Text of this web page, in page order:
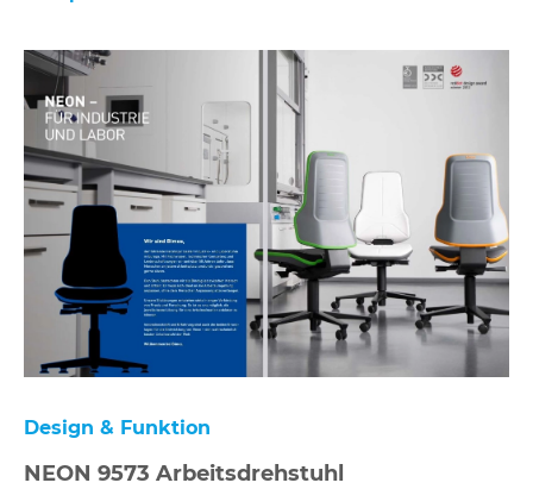
Design & Funktion
NEON 9573 Arbeitsdrehstuhl